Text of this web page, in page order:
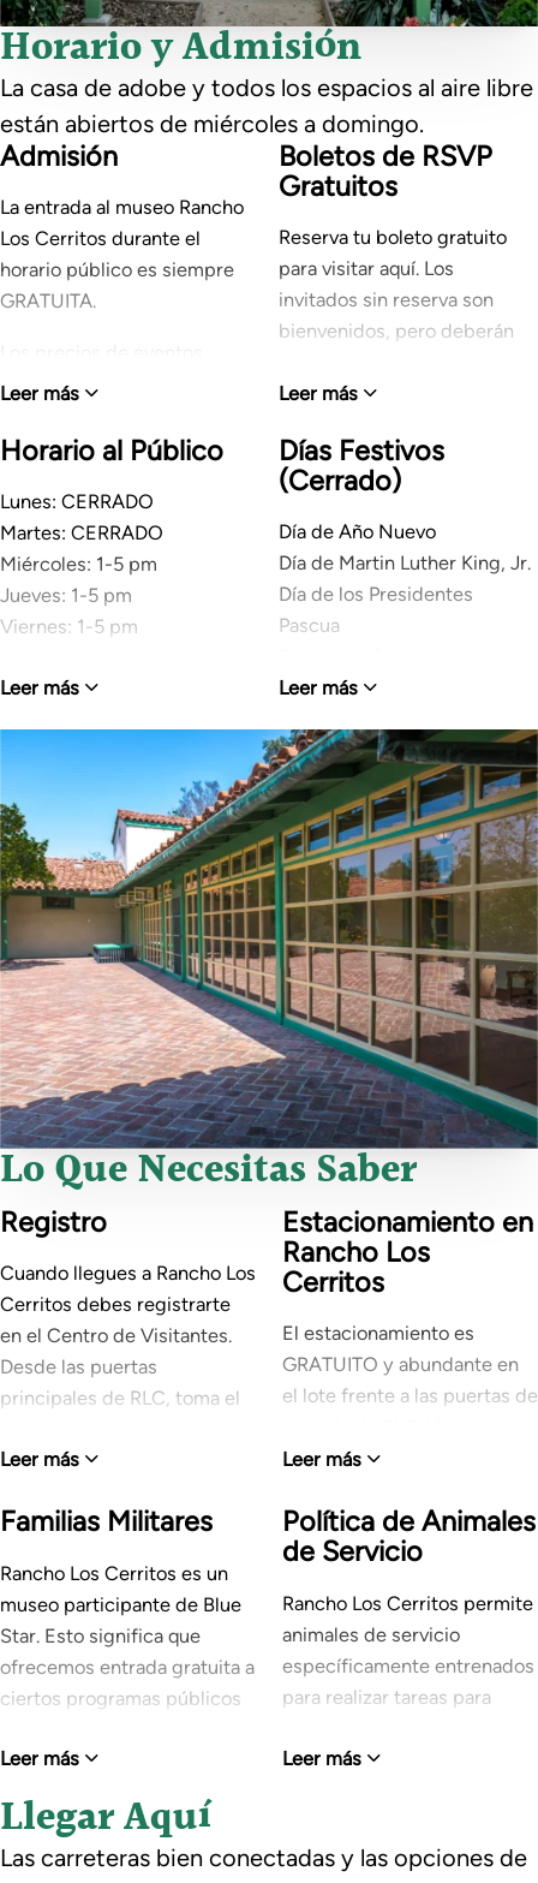
Horario y Admisión
La casa de adobe y todos los espacios al aire libre
están abiertos de miércoles a domingo.
Admisión
La entrada al museo Rancho
Los Cerritos durante el
horario público es siempre
GRATUITA.
especiales varían; por favor,
eventos para obtener más
Leer más
Boletos de RSVP
Gratuitos
Reserva tu boleto gratuito
para visitar aquí. Los
invitados sin reserva son
bienvenidos, pero deberán
de contacto en el Centro de
registren.
Leer más
Horario al Público
Lunes: CERRADO
Martes: CERRADO
Miércoles: 1-5 pm
Jueves: 1-5 pm
Viernes: 1-5 pm
Domingo: 1-5 pm
: Los eventos
especiales pueden afectar el
horario al público.
Leer más
Días Festivos
(Cerrado)
Día de Año Nuevo
Día de Martin Luther King, Jr.
Día de los Presidentes
Pascua
Día de la Independencia
Día del Trabajo
Día de Acción de Gracias
Día de los Pueblos Indígenas
Nochebuena
Día de Navidad
Víspera de Año Nuevo
Leer más
Lo Que Necesitas Saber
Registro
Cuando llegues a Rancho Los
Cerritos debes registrarte
en el Centro de Visitantes.
Desde las puertas
principales de RLC, toma el
curva a la izquierda.
Debido a las regulaciones de
deben proporcionar
información de contacto
cuando se registren. Esto es
para fines de rastreo de
contactos. Recibirás un
Rancho Los Cerritos con una
opción de optar por recibir
el boletín bimensual de
Leer más
Estacionamiento en
Rancho Los
Cerritos
El estacionamiento es
GRATUITO y abundante en
el lote frente a las puertas de
estacionamiento limitado,
accesibles, cerca del Centro
de Visitantes.
Leer más
Familias Militares
Rancho Los Cerritos es un
museo participante de Blue
Star. Esto significa que
ofrecemos entrada gratuita a
ciertos programas públicos
actualmente sirven en las
Estados Unidos—Ejército,
Marina, Fuerza Aérea,
Leer más
Política de Animales
de Servicio
Rancho Los Cerritos permite
animales de servicio
específicamente entrenados
para realizar tareas para
discapacidades. Los
servicio bajo la ADAAA 2008.
Leer más
Llegar Aquí
Las carreteras bien conectadas y las opciones de